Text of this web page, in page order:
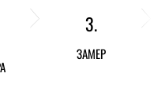
3.
ЗАМЕР